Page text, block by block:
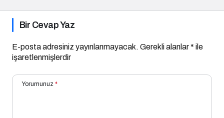
Bir Cevap Yaz
E-posta adresiniz yayınlanmayacak. Gerekli alanlar* ile
işaretlenmişlerdir
Yorumunuz *